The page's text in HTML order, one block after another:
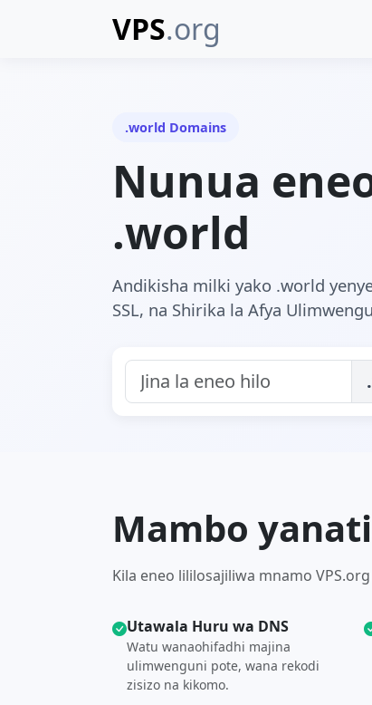
VPS.org
.world Domains
Nunua
.world
Andikisha milki yako .world
SSL, na Shirika la Afya
Mambo
Kila eneo lililosajiliwa mnamo
Utawala Huru wa DNS
Watu wanaohifadhi majina
ulimwenguni pote, wana rekodi
zisizo na kikomo.